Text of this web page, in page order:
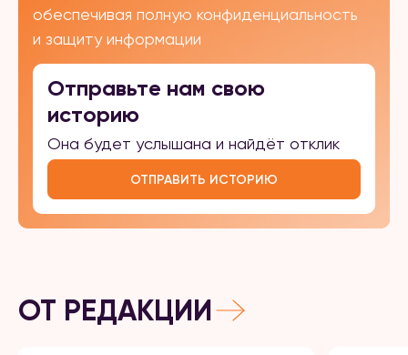
обеспечивая полную конфиденциальность
и защиту информации
Отправьте нам свою
историю
Она будет услышана и найдёт отклик
ОТПРАВИТЬ ИСТОРИЮ
ОТ РЕДАКЦИИ